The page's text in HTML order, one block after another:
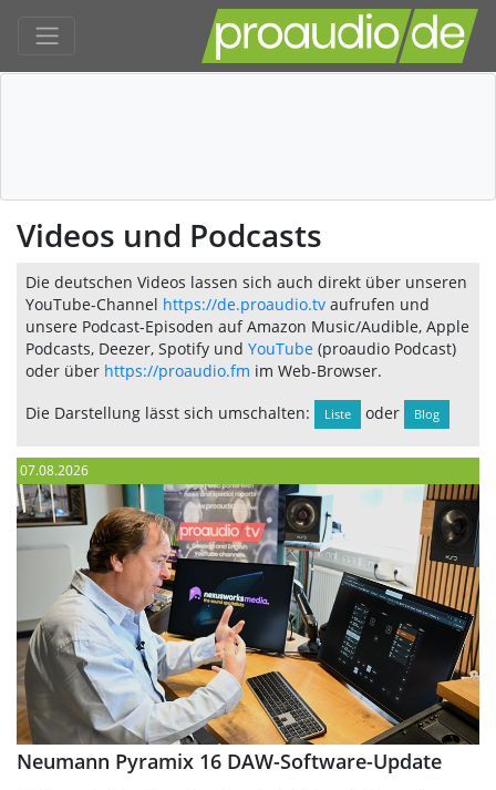
Videos und Podcasts
Die deutschen Videos lassen sich auch direkt über unseren
YouTube-Channel https://de.proaudio.tv aufrufen und
unsere Podcast-Episoden auf Amazon Music/Audible, Apple
Podcasts, Deezer, Spotify und YouTube (proaudio Podcast)
oder über https://proaudio.fm im Web-Browser.
Die Darstellung lässt sich umschalten:
Liste oder Blog
07.08.2026
Neumann Pyramix 16 DAW-Software-Update